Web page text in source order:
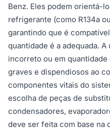
Benz. Eles podem orientá-
refrigerante (como R134a
garantindo que é
quantidade é a adequada.
incorreto ou em
graves e dispendiosos ao
componentes vitais do
escolha de peças de
condensadores,
deve ser feita com base na